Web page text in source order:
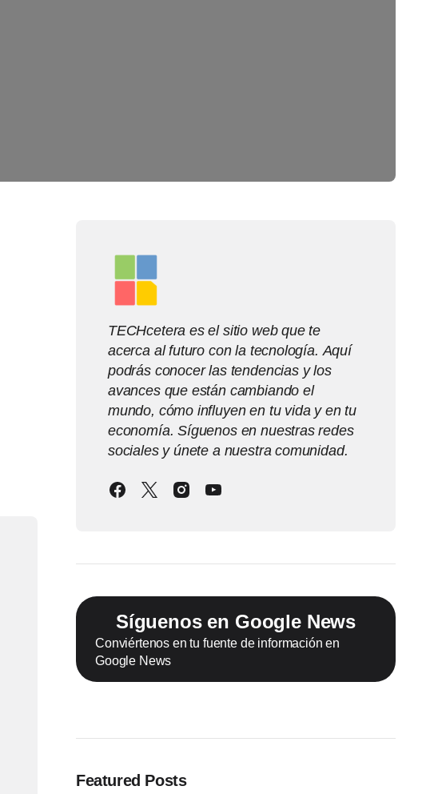
TECHcetera es el sitio web que te
acerca al futuro con la tecnología. Aquí
podrás conocer las tendencias y los
avances que están cambiando el
mundo, cómo influyen en tu vida y en tu
economía. Síguenos en nuestras redes
sociales y únete a nuestra comunidad.
Síguenos en Google News
Conviértenos en tu fuente de información en
Google News
Featured Posts